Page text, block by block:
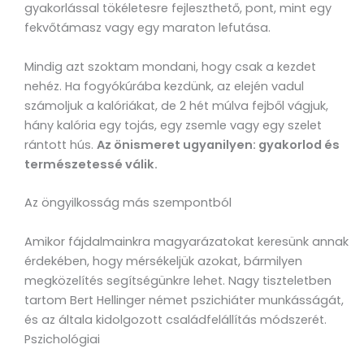
gyakorlással tökéletesre fejleszthető, pont, mint egy
fekvőtámasz vagy egy maraton lefutása.
Mindig azt szoktam mondani, hogy csak a kezdet
nehéz. Ha fogyókúrába kezdünk, az elején vadul
számoljuk a kalóriákat, de 2 hét múlva fejből vágjuk,
hány kalória egy tojás, egy zsemle vagy egy szelet
rántott hús. Az önismeret ugyanilyen: gyakorlod és
természetessé válik.
Az öngyilkosság más szempontból
Amikor fájdalmainkra magyarázatokat keresünk annak
érdekében, hogy mérsékeljük azokat, bármilyen
megközelítés segítségünkre lehet. Nagy tiszteletben
tartom Bert Hellinger német pszichiáter munkásságát,
és az általa kidolgozott családfelállítás módszerét.
Pszichológiai